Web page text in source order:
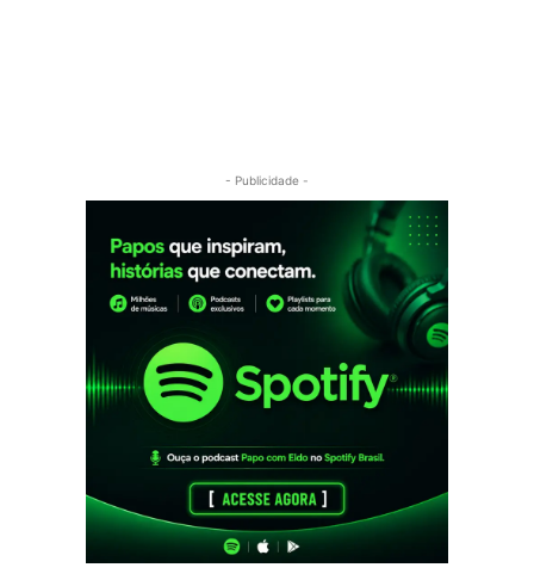
- Publicidade -